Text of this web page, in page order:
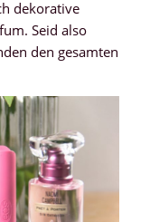
dekorative
Seid also
den gesamten